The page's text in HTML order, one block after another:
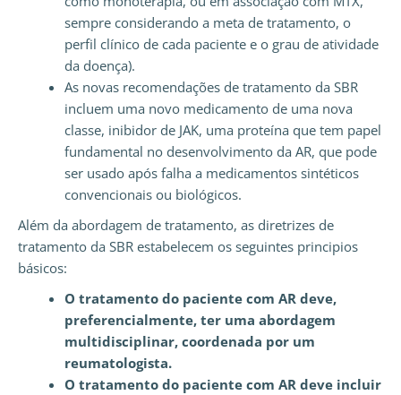
sempre considerando a meta de tratamento, o
perfil clínico de cada paciente e o grau de atividade
da doença).
As novas recomendações de tratamento da SBR
incluem uma novo medicamento de uma nova
classe, inibidor de JAK, uma proteína que tem papel
fundamental no desenvolvimento da AR, que pode
ser usado após falha a medicamentos sintéticos
convencionais ou biológicos.
Além da abordagem de tratamento, as diretrizes de
tratamento da SBR estabelecem os seguintes principios
básicos:
O tratamento do paciente com AR deve,
preferencialmente, ter uma abordagem
multidisciplinar, coordenada por um
reumatologista.
O tratamento do paciente com AR deve incluir